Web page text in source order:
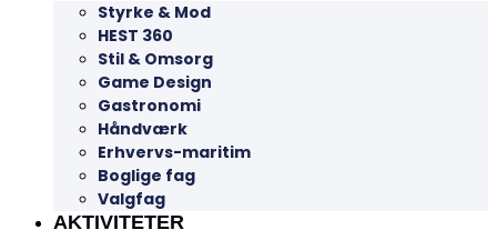
Styrke & Mod
HEST 360
Stil & Omsorg
Game Design
Gastronomi
Håndværk
Erhvervs-maritim
Boglige fag
Valgfag
AKTIVITETER